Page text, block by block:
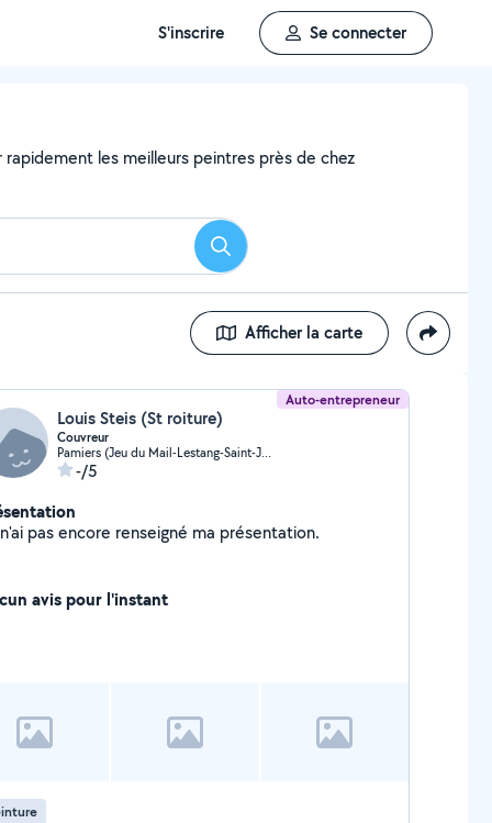
S'inscrire Se connecter
les meilleurs peintres près de chez
Rechercher
Afficher la carte
Auto-entrepreneur
Louis Steis (St roiture)
Couvreur
Pamiers (Jeu du Mail-Lestang-Saint-Jean)
-/5
Je n'ai pas encore renseigné ma présentation.
avis pour l'instant